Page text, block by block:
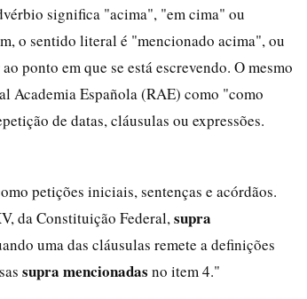
significa "acima", "em cima" ou
o sentido literal é "mencionado acima", ou
ponto em que se está escrevendo. O mesmo
Academia Española (RAE) como "como
de datas, cláusulas ou expressões.
petições iniciais, sentenças e acórdãos.
da Constituição Federal, supra
uma das cláusulas remete a definições
supra mencionadas no item 4."